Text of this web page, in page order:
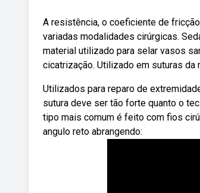
A resistência, o coeficiente de
variadas modalidades cirúrgicas.
material utilizado para selar vasos
cicatrização. Utilizado em suturas da
Utilizados para reparo de
sutura deve ser tão forte quanto o
tipo mais comum é feito com fios
angulo reto abrangendo: